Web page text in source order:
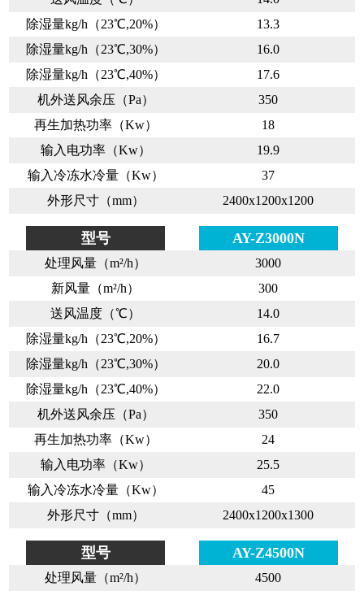
除湿量kg/h（23℃,20%）
除湿量kg/h（23℃,30%）
除湿量kg/h（23℃,40%）
机外送风余压（Pa）
再生加热功率（Kw）
输入电功率（Kw）
输入冷冻水冷量（Kw）
外形尺寸（mm）
13.3
16.0
17.6
350
18
19.9
37
2400x1200x1200
型号
处理风量（m²/h）
新风量（m²/h）
送风温度（℃）
除湿量kg/h（23℃,20%）
除湿量kg/h（23℃,30%）
除湿量kg/h（23℃,40%）
机外送风余压（Pa）
再生加热功率（Kw）
输入电功率（Kw）
输入冷冻水冷量（Kw）
外形尺寸（mm）
AY-Z3000N
3000
300
14.0
16.7
20.0
22.0
350
24
25.5
45
2400x1200x1300
型号
处理风量（m²/h）
AY-Z4500N
4500